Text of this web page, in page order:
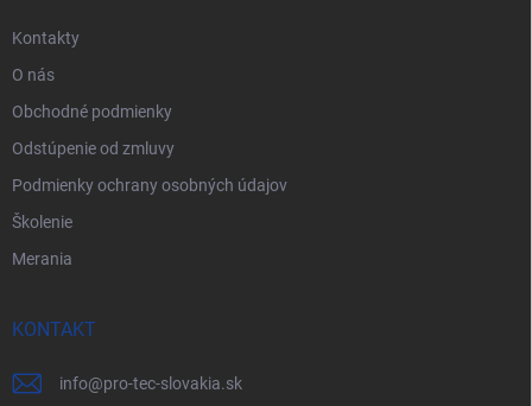
Kontakty
O nás
Obchodné podmienky
Odstúpenie od zmluvy
Podmienky ochrany osobných údajov
Školenie
Merania
KONTAKT
info@pro-tec-slovakia.sk